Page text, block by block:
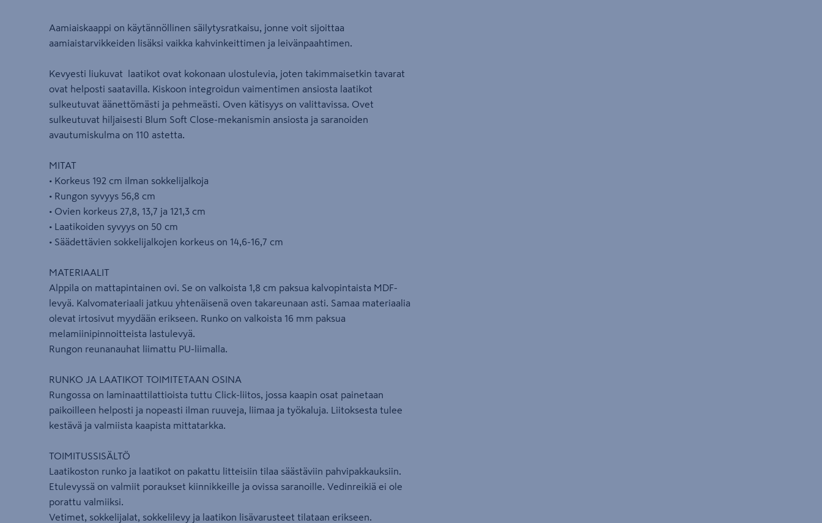
Aamiaiskaappi on käytännöllinen säilytysratkaisu, jonne voit sijoittaa
aamiaistarvikkeiden lisäksi vaikka kahvinkeittimen ja leivänpaahtimen.
Kevyesti liukuvat laatikot ovat kokonaan ulostulevia, joten takimmaisetkin tavarat
ovat helposti saatavilla. Kiskoon integroidun vaimentimen ansiosta laatikot
sulkeutuvat äänettömästi ja pehmeästi. Oven kätisyys on valittavissa. Ovet
sulkeutuvat hiljaisesti Blum Soft Close-mekanismin ansiosta ja saranoiden
avautumiskulma on 110 astetta.
MITAT
• Korkeus 192 cm ilman sokkelijalkoja
• Rungon syvyys 56,8 cm
• Ovien korkeus 27,8, 13,7 ja 121,3 cm
• Laatikoiden syvyys on 50 cm
• Säädettävien sokkelijalkojen korkeus on 14,6-16,7 cm
MATERIAALIT
Alppila on mattapintainen ovi. Se on valkoista 1,8 cm paksua kalvopintaista MDF-
levyä. Kalvomateriaali jatkuu yhtenäisenä oven takareunaan asti. Samaa materiaalia
olevat irtosivut myydään erikseen. Runko on valkoista 16 mm paksua
melamiinipinnoitteista lastulevyä.
Rungon reunanauhat liimattu PU-liimalla.
RUNKO JA LAATIKOT TOIMITETAAN OSINA
Rungossa on laminaattilattioista tuttu Click-liitos, jossa kaapin osat painetaan
paikoilleen helposti ja nopeasti ilman ruuveja, liimaa ja työkaluja. Liitoksesta tulee
kestävä ja valmiista kaapista mittatarkka.
TOIMITUSSISÄLTÖ
Laatikoston runko ja laatikot on pakattu litteisiin tilaa säästäviin pahvipakkauksiin.
Etulevyssä on valmiit poraukset kiinnikkeille ja ovissa saranoille. Vedinreikiä ei ole
porattu valmiiksi.
Vetimet, sokkelijalat, sokkelilevy ja laatikon lisävarusteet tilataan erikseen.